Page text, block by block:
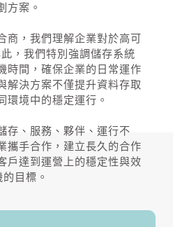
方案。
商，我們理解企業對於高可
，我們特別強調儲存系統
時間，確保企業的日常運作
解決方案不僅提升資料存取
環境中的穩定運行。
存、服務、夥伴、運行不
攜手合作，建立長久的合作
戶達到運營上的穩定性與效
目標。